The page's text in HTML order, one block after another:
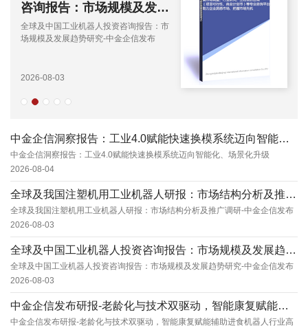
咨询报告：市场规模及发展
趋势研究-中金企信发布
全球及中国工业机器人投资咨询报告：市
场规模及发展趋势研究-中金企信发布
2026-08-03
中金企信洞察报告：工业4.0赋能快速换模系统迈向智能化、场景化升级
中金企信洞察报告：工业4.0赋能快速换模系统迈向智能化、场景化升级
2026-08-04
全球及我国注塑机用工业机器人研报：市场结构分析及推广调研-中金企信发布
全球及我国注塑机用工业机器人研报：市场结构分析及推广调研-中金企信发布
2026-08-03
全球及中国工业机器人投资咨询报告：市场规模及发展趋势研究-中金企信发布
全球及中国工业机器人投资咨询报告：市场规模及发展趋势研究-中金企信发布
2026-08-03
中金企信发布研报-老龄化与技术双驱动，智能康复赋能辅助进食机器人行业高质量发展
中金企信发布研报-老龄化与技术双驱动，智能康复赋能辅助进食机器人行业高